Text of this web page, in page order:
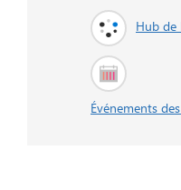
Hub de
Événements